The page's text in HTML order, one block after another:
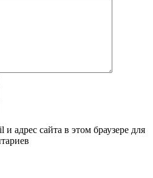
адрес сайта в этом браузере для